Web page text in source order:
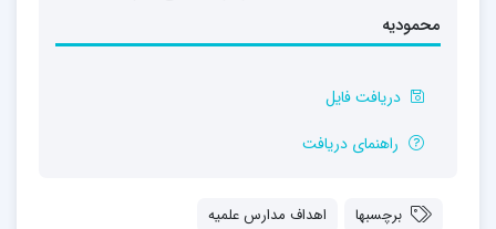
محمودیه
دریافت فایل
راهنمای دریافت
برچسبها
اهداف مدارس علمیه